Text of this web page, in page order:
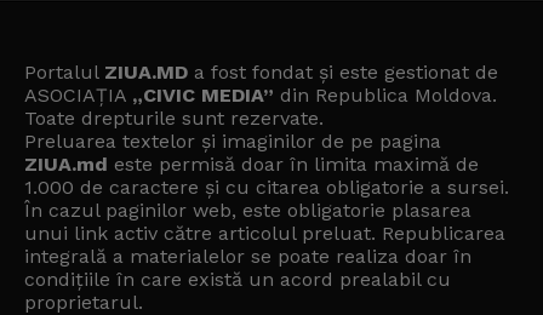
Portalul ZIUA.MD a fost fondat și este gestionat de
ASOCIAȚIA „CIVIC MEDIA” din Republica Moldova.
Toate drepturile sunt rezervate.
Preluarea textelor și imaginilor de pe pagina
ZIUA.md este permisă doar în limita maximă de
1.000 de caractere și cu citarea obligatorie a sursei.
În cazul paginilor web, este obligatorie plasarea
unui link activ către articolul preluat. Republicarea
integrală a materialelor se poate realiza doar în
condițiile în care există un acord prealabil cu
proprietarul.